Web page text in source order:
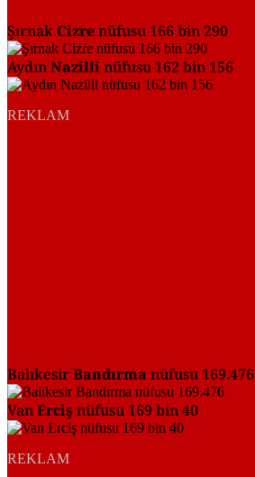
Şırnak Cizrenüfusu 166 bin 290
AydınNazillinüfusu 162 bin 156
REKLAM
BalıkesirBandırma nüfusu 169.476
VanErcişnüfusu 169 bin 40
REKLAM